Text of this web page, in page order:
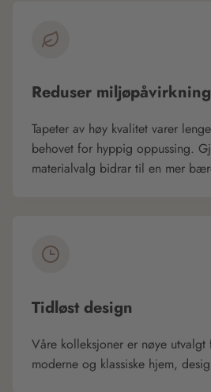
Reduser
Tapeter av høy kvalitet varer
behovet for hyppig oppussing.
materialvalg bidrar til en mer
Tidløst design
Våre kolleksjoner er nøye
moderne og klassiske hjem,